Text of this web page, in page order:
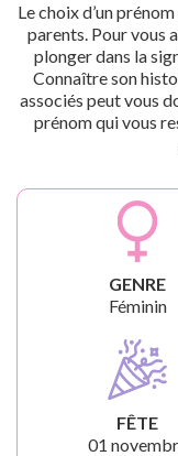
Le choix d’un
parents. Pour vous
plonger dans la
Connaître son
associés peut vous
prénom qui vous
GENRE
Féminin
FÊTE
01